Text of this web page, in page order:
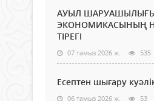
АУЫЛ ШАРУАШЫЛЫҒЫ
ЭКОНОМИКАСЫНЫҢ
ТІРЕГІ
07 тамыз 2026 ж. 535
Есептен шығару
06 тамыз 2026 ж. 53